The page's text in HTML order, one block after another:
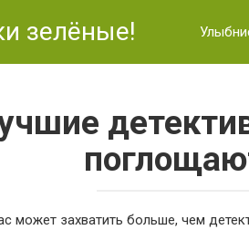
зелёные!
может захватить больше, чем